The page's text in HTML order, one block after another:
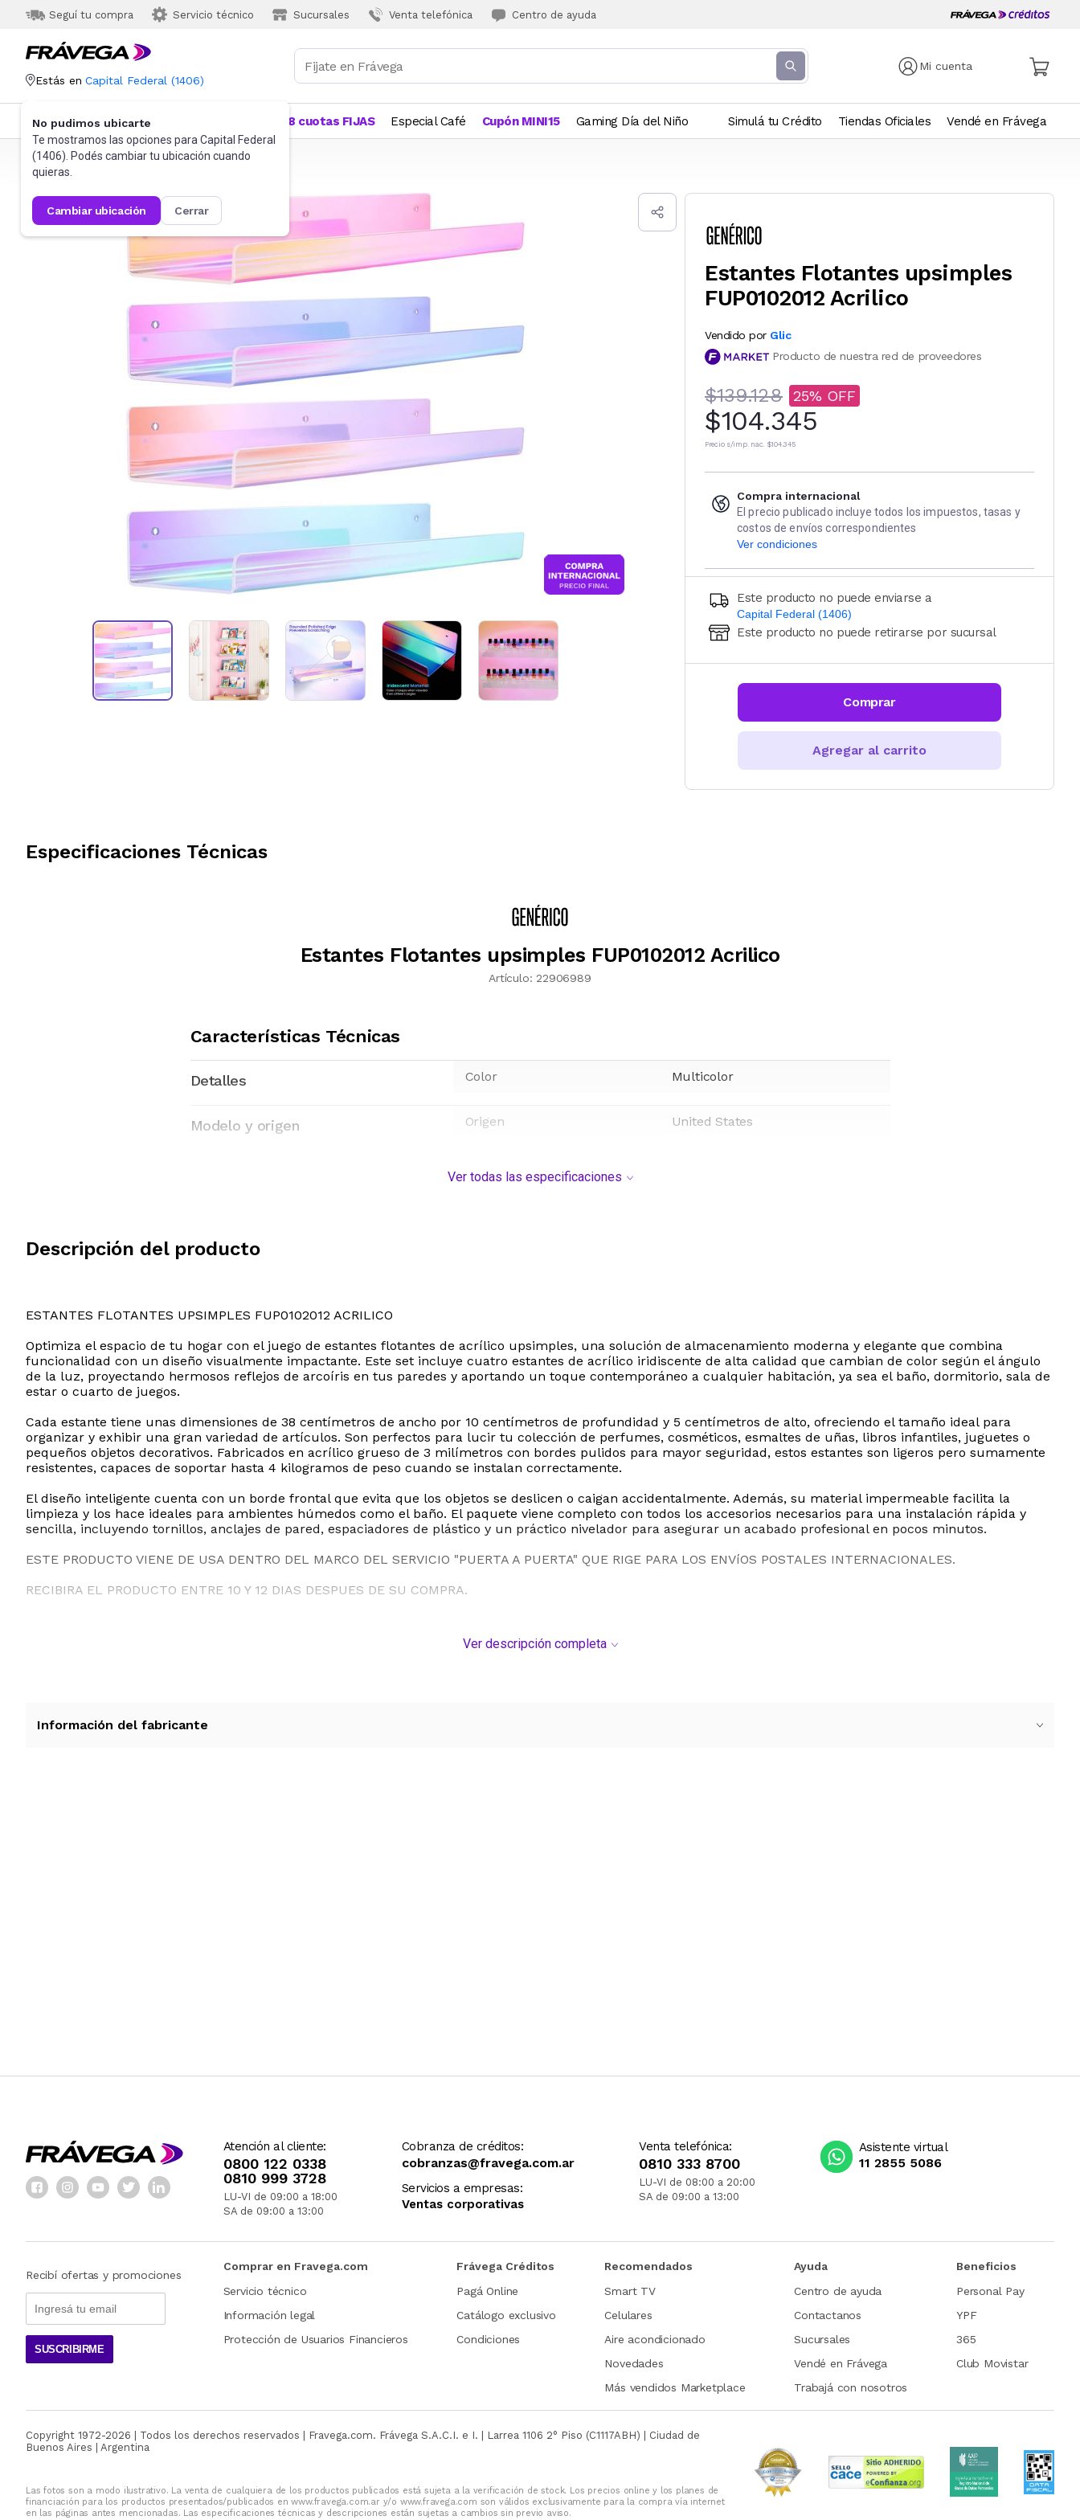
Seguí tu compra Servicio técnico Sucursales Venta telefónica Centro de ayuda
Mi cuenta
Estás en Capital Federal (1406)
No pudimos ubicarte
Te mostramos las opciones para Capital Federal
(1406). Podés cambiar tu ubicación cuando
quieras.
cambiar ubicación cerrar
Categorías Más Vendidos 18 cuotas FIJAS Especial Café Cupón MINI15 Gaming Día del Niño Simulá tu Crédito Tiendas Oficiales Vendé en Frávega
Frávega Muebles Estantes y repisas
Estantes Flotantes upsimples
FUP0102012 Acrilico
Vendido por Glic
Producto de nuestra red de proveedores
$139.128 25
$104.345
Precio s/imp. nac. $104.345
Compra internacional
El precio publicado incluye todos los impuestos, tasas y
costos de envíos correspondientes
Ver condiciones
Este producto no puede enviarse a
Capital Federal (1406)
Ingresá código postal (sólo números)
CALCULAR
Este producto no puede retirarse por sucursal
Comprar
Agregar al carrito
Especificaciones Técnicas
Estantes Flotantes upsimples FUP0102012 Acrilico
Artículo: 22906989
Características Técnicas
Detalles Color Multicolor
Modelo y origen Origen United States
Ver todas las especificaciones
Descripción del producto
ESTANTES FLOTANTES UPSIMPLES FUP0102012 ACRILICO
Optimiza el espacio de tu hogar con el juego de estantes flotantes de acrílico upsimples, una solución de almacenamiento moderna y elegante que combina
funcionalidad con un diseño visualmente impactante. Este set incluye cuatro estantes de acrílico iridiscente de alta calidad que cambian de color según el ángulo
de la luz, proyectando hermosos reflejos de arcoíris en tus paredes y aportando un toque contemporáneo a cualquier habitación, ya sea el baño, dormitorio, sala de
estar o cuarto de juegos.
Cada estante tiene unas dimensiones de 38 centímetros de ancho por 10 centímetros de profundidad y 5 centímetros de alto, ofreciendo el tamaño ideal para
organizar y exhibir una gran variedad de artículos. Son perfectos para lucir tu colección de perfumes, cosméticos, esmaltes de uñas, libros infantiles, juguetes o
pequeños objetos decorativos. Fabricados en acrílico grueso de 3 milímetros con bordes pulidos para mayor seguridad, estos estantes son ligeros pero sumamente
resistentes, capaces de soportar hasta 4 kilogramos de peso cuando se instalan correctamente.
El diseño inteligente cuenta con un borde frontal que evita que los objetos se deslicen o caigan accidentalmente. Además, su material impermeable facilita la
limpieza y los hace ideales para ambientes húmedos como el baño. El paquete viene completo con todos los accesorios necesarios para una instalación rápida y
sencilla, incluyendo tornillos, anclajes de pared, espaciadores de plástico y un práctico nivelador para asegurar un acabado profesional en pocos minutos.
ESTE PRODUCTO VIENE DE USA DENTRO DEL MARCO DEL SERVICIO "PUERTA A PUERTA" QUE RIGE PARA LOS ENVíOS POSTALES INTERNACIONALES.
RECIBIRA EL PRODUCTO ENTRE 10 Y 12 DIAS DESPUES DE SU COMPRA.
Ver descripción completa
Información del fabricante
Atención al cliente:
0800 122 0338
0810 999 3728
LU-VI de 09:00 a 18:00
SA de 09:00 a 13:00
Cobranza de créditos:
cobranzas@fravega.com.ar
Servicios a empresas:
Ventas corporativas
Venta telefónica:
0810 333 8700
LU-VI de 08:00 a 20:00
SA de 09:00 a 13:00
Asistente virtual
11 2855 5086
Recibí ofertas y promociones
SUSCRIBIRME
Comprar en Fravega.com
Servicio técnico
Información legal
Protección de Usuarios Financieros
Frávega Créditos
Pagá Online
Catálogo exclusivo
Condiciones
Recomendados
Smart TV
Celulares
Aire acondicionado
Novedades
Más vendidos Marketplace
Ayuda
Centro de ayuda
Contactanos
Sucursales
Vendé en Frávega
Trabajá con nosotros
Beneficios
Personal Pay
YPF
365
Club Movistar
Copyright 1972-2026 | Todos los derechos reservados | Fravega.com. Frávega S.A.C.I. e I. | Larrea 1106 2° Piso (C1117ABH) | Ciudad de
Buenos Aires | Argentina
Las fotos son a modo ilustrativo. La venta de cualquiera de los productos publicados está sujeta a la verificación de stock. Los precios online y los planes de
financiación para los productos presentados/publicados en www.fravega.com.ar y/o www.fravega.com son válidos exclusivamente para la compra vía internet
en las páginas antes mencionadas. Las especificaciones técnicas y descripciones están sujetas a cambios sin previo aviso.